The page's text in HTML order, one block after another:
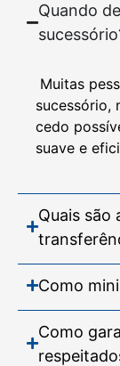
Quando
Muitas
sucessório,
cedo
suave e
Quais são
Como
Como